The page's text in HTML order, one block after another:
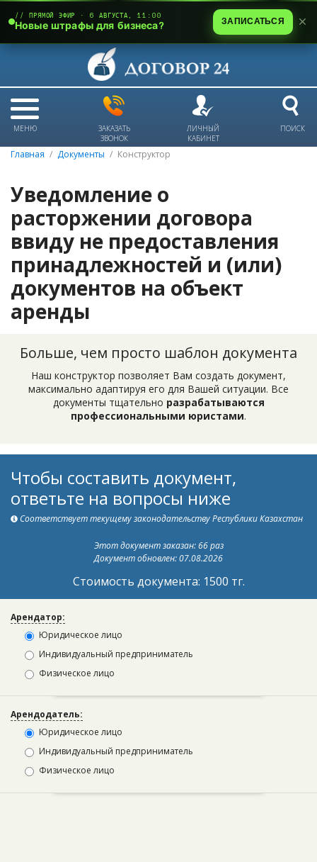
МЕНЮ
ЗАКАЗАТЬ
ЗВОНОК
ЛИЧНЫЙ
КАБИНЕТ
ПОИСК
Главная Документы Конструктор
Уведомление о
расторжении договора
ввиду не предоставления
принадлежностей и (или)
документов на объект
аренды
Больше, чем просто шаблон документа
Наш конструктор позволяет Вам создать документ,
максимально адаптируя его для Вашей ситуации. Все
документы тщательно разрабатываются
профессиональными юристами.
Чтобы составить документ,
ответьте на вопросы ниже
Соответствует текущему законодательству Республики Казахстан
Этот документ заказан: 66 раз
Документ обновлен: 07.08.2026
Стоимость документа: 1500 тг.
Арендатор:
Юридическое лицо
Индивидуальный предприниматель
Физическое лицо
Арендодатель:
Юридическое лицо
Индивидуальный предприниматель
Физическое лицо
// ПРЯМОЙ ЭФИР · 6 АВГУСТА, 11:00
Новые штрафы для бизнеса? ЗАПИСАТЬСЯ